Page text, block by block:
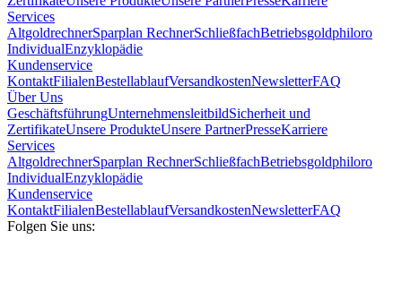
Services
AltgoldrechnerSparplan RechnerSchließfachBetriebsgoldphiloro
IndividualEnzyklopädie
Kundenservice
KontaktFilialenBestellablaufVersandkostenNewsletterFAQ
Über Uns
GeschäftsführungUnternehmensleitbildSicherheit und
ZertifikateUnsere ProdukteUnsere PartnerPresseKarriere
Services
AltgoldrechnerSparplan RechnerSchließfachBetriebsgoldphiloro
IndividualEnzyklopädie
Kundenservice
KontaktFilialenBestellablaufVersandkostenNewsletterFAQ
Folgen Sie uns: